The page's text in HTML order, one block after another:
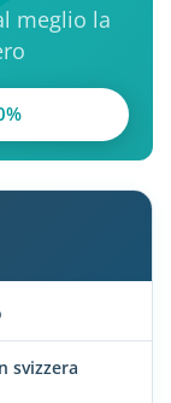
meglio la
svizzera